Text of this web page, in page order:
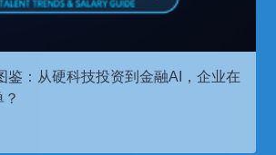
鉴：从硬科技投资到金融AI，企业在